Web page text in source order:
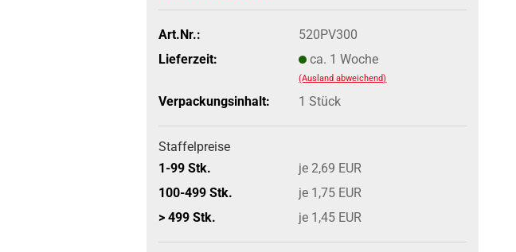
Art.Nr.:
520PV300
Lieferzeit:
ca. 1 Woche
(Ausland abweichend)
Verpackungsinhalt: 1 Stück
Staffelpreise
1-99 Stk.
je 2,69 EUR
100-499 Stk.
je 1,75 EUR
> 499 Stk.
je 1,45 EUR